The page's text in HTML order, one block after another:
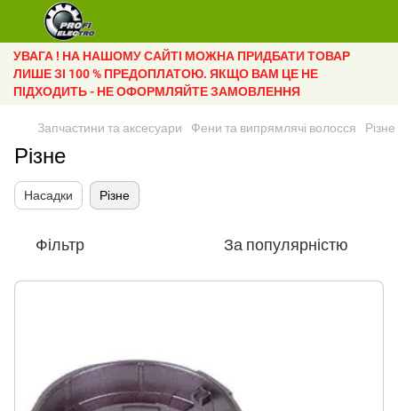
УВАГА ! НА НАШОМУ САЙТІ МОЖНА ПРИДБАТИ ТОВАР
ЛИШЕ ЗІ 100 % ПРЕДОПЛАТОЮ. ЯКЩО ВАМ ЦЕ НЕ
ПІДХОДИТЬ - НЕ ОФОРМЛЯЙТЕ ЗАМОВЛЕННЯ
Запчастини та аксесуари Фени та випрямлячі волосся Різне
Різне
Насадки Різне
Фільтр За популярністю